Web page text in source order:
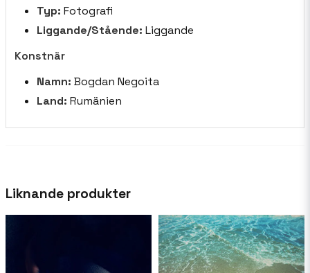
Typ: Fotografi
Liggande/Stående: Liggande
Konstnär
Namn: Bogdan Negoita
Land: Rumänien
Liknande produkter